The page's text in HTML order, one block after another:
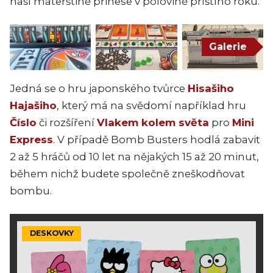
Galerie
Jedná se o hru japonského tvůrce Hisašiho
Hajašiho, který má na svědomí například hru
Číslo či rozšíření Vlakem kolem světa pro Mini
Express. V případě Bomb Busters hodlá zabavit
2 až 5 hráčů od 10 let na nějakých 15 až 20 minut,
během nichž budete společně zneškodňovat
bombu.
DESKOVKY